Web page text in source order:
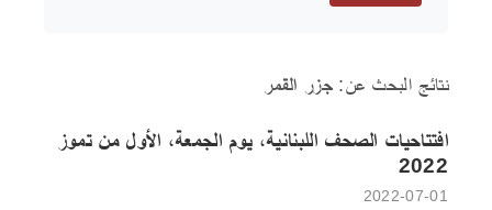
نتائج البحث عن:جزر القمر
افتتاحيات الصحف اللبنانية، يوم الجمعة، الأول من تموز
2022
2022-07-01